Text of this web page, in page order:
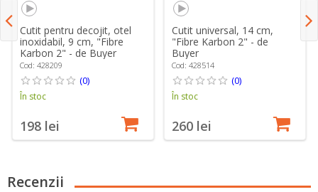
Cutit pentru decojit, otel
inoxidabil, 9 cm, "Fibre
Karbon 2" - de Buyer
Cod: 428209
(0)
În stoc
198 lei
Cutit universal, 14 cm,
"Fibre Karbon 2" - de
Buyer
Cod: 428514
(0)
În stoc
260 lei
Recenzii